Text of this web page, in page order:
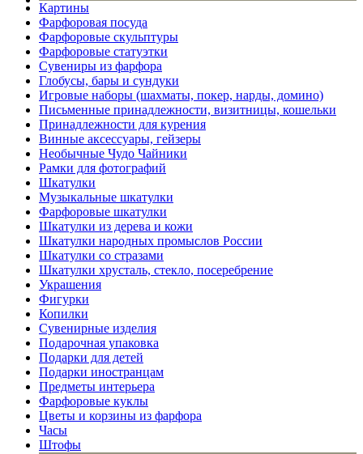
Картины
Фарфоровая посуда
Фарфоровые скульптуры
Фарфоровые статуэтки
Сувениры из фарфора
Глобусы, бары и сундуки
Игровые наборы (шахматы, покер, нарды, домино)
Письменные принадлежности, визитницы, кошельки
Принадлежности для курения
Винные аксессуары, гейзеры
Необычные Чудо Чайники
Рамки для фотографий
Шкатулки
Музыкальные шкатулки
Фарфоровые шкатулки
Шкатулки из дерева и кожи
Шкатулки народных промыслов России
Шкатулки со стразами
Шкатулки хрусталь, стекло, посеребрение
Украшения
Фигурки
Копилки
Сувенирные изделия
Подарочная упаковка
Подарки для детей
Подарки иностранцам
Предметы интерьера
Фарфоровые куклы
Цветы и корзины из фарфора
Часы
Штофы